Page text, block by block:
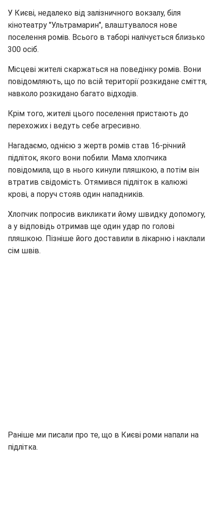
У Києві, недалеко від залізничного вокзалу, біля
кінотеатру "Ультрамарин", влаштувалося нове
поселення ромів. Всього в таборі налічується близько
300 осіб.
Місцеві жителі скаржаться на поведінку ромів. Вони
повідомляють, що по всій території розкидане сміття,
навколо розкидано багато відходів.
Крім того, жителі цього поселення пристають до
перехожих і ведуть себе агресивно.
Нагадаємо, однією з жертв ромів став 16-річний
підліток, якого вони побили. Мама хлопчика
повідомила, що в нього кинули пляшкою, а потім він
втратив свідомість. Отямився підліток в калюжі
крові, а поруч стояв один нападників.
Хлопчик попросив викликати йому швидку допомогу,
а у відповідь отримав ще один удар по голові
пляшкою. Пізніше його доставили в лікарню і наклали
сім швів.
Раніше ми писали про те, що в Києві роми напали на
підлітка.